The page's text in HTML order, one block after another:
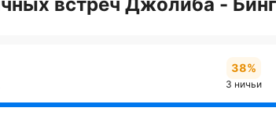
38%
3 ничьи